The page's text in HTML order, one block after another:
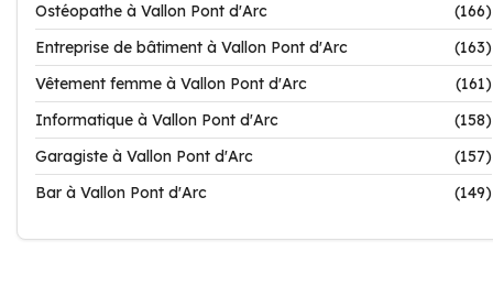
Ostéopathe à Vallon Pont d'Arc
(166)
Entreprise de bâtiment à Vallon Pont d'Arc
(163)
Vêtement femme à Vallon Pont d'Arc
(161)
Informatique à Vallon Pont d'Arc
(158)
Garagiste à Vallon Pont d'Arc
(157)
Bar à Vallon Pont d'Arc
(149)